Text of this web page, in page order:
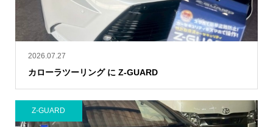
2026.07.27
カローラツーリング に Z-GUARD
Z-GUARD